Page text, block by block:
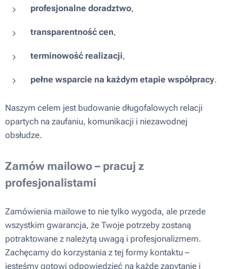
profesjonalne doradztwo,
transparentność cen,
terminowość realizacji,
pełne wsparcie na każdym etapie współpracy.
Naszym celem jest budowanie długofalowych relacji
opartych na zaufaniu, komunikacji i niezawodnej
obsłudze.
Zamów mailowo – pracuj z
profesjonalistami
Zamówienia mailowe to nie tylko wygoda, ale przede
wszystkim gwarancja, że Twoje potrzeby zostaną
potraktowane z należytą uwagą i profesjonalizmem.
Zachęcamy do korzystania z tej formy kontaktu –
jesteśmy gotowi odpowiedzieć na każde zapytanie i